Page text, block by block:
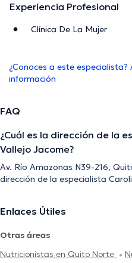
Experiencia Profesional
Clínica De La Mujer
¿Conoces a este
información
FAQ
¿Cuál es la dirección de la
Vallejo Jacome?
Av. Río Amazonas N39-216,
dirección de la especialista
Enlaces Útiles
Otras áreas
Nutricionistas en Quito Norte